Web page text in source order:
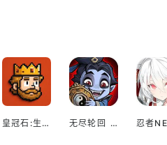
皇冠石:生存 无尽轮回 鬼域摸金